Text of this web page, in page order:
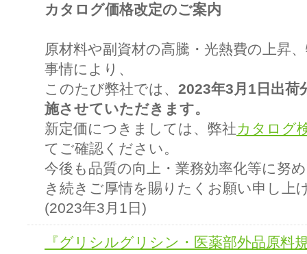
カタログ価格改定のご案内
原材料や副資材の高騰・光熱費の上昇
事情により、
このたび弊社では、 2023年3月1日出荷
施させていただきます。
新定価につきましては、弊社カタログ
てご確認ください。
今後も品質の向上・業務効率化等に努
き続きご厚情を賜りたくお願い申し上
(2023年3月1日)
『グリシルグリシン・医薬部外品原料